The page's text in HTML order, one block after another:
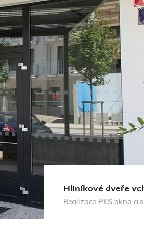
Hliníkové dveře
Realizace PKS okna a.s.